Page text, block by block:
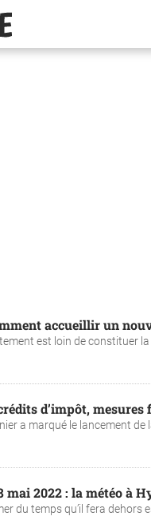
accueillir un
est loin de constituer
d’impôt, mesures
a marqué le lancement
mai 2022 : la météo à
du temps qu’il fera